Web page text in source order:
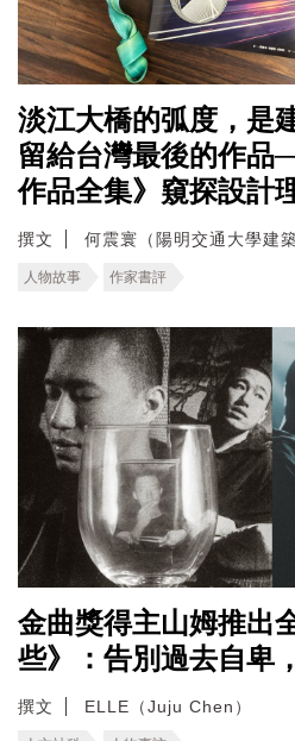
淡江大橋的弧度，是
留給台灣最後的作品
作品全集》窺探設計
撰文 何震寰（陽明交通大學建
人物故事 作家書評
金曲獎得主山姆推出
些》：告別過去自卑
撰文 ELLE（Juju Chen）